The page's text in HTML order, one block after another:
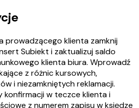
prowadzącego klienta zamknij
Subiekt i zaktualizuj saldo
klienta biura. Wprowadź
z różnic kursowych,
i niezamkniętych reklamacji.
konfirmacji w teczce klienta i
z numerem zapisu w księdze